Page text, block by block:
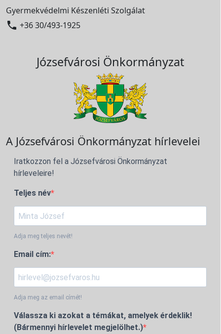
Gyermekvédelmi Készenléti Szolgálat
 +36 30/493-1925
Józsefvárosi Önkormányzat
A Józsefvárosi Önkormányzat hírlevelei
Iratkozzon fel a Józsefvárosi Önkormányzat
hírleveleire!
Teljes név
Adja meg teljes nevét!
Email cím:
Adja meg az email címét!
Válassza ki azokat a témákat, amelyek érdeklik!
(Bármennyi hírlevelet megjelölhet.)